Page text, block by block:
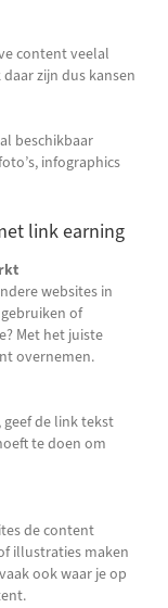
content veelal
zijn dus kansen
beschikbaar
infographics
link earning
websites in
of
Met het juiste
overnemen.
de link tekst
te doen om
de content
illustraties maken
ook waar je op